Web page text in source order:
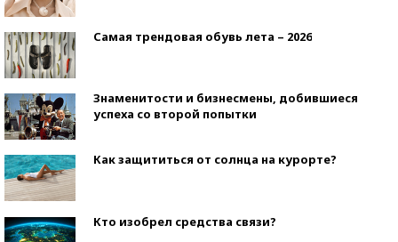
Самая трендовая обувь лета – 2026
Знаменитости и бизнесмены, добившиеся
успеха со второй попытки
Как защититься от солнца на курорте?
Кто изобрел средства связи?